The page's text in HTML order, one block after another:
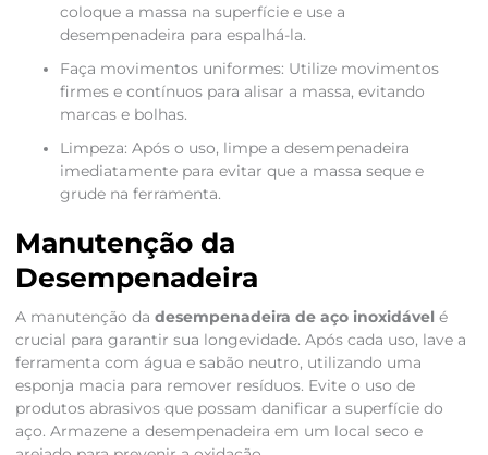
coloque a massa na superfície e use a
desempenadeira para espalhá-la.
Faça movimentos uniformes: Utilize movimentos
firmes e contínuos para alisar a massa, evitando
marcas e bolhas.
Limpeza: Após o uso, limpe a desempenadeira
imediatamente para evitar que a massa seque e
grude na ferramenta.
Manutenção da
Desempenadeira
A manutenção da desempenadeira de aço inoxidável é
crucial para garantir sua longevidade. Após cada uso, lave a
ferramenta com água e sabão neutro, utilizando uma
esponja macia para remover resíduos. Evite o uso de
produtos abrasivos que possam danificar a superfície do
aço. Armazene a desempenadeira em um local seco e